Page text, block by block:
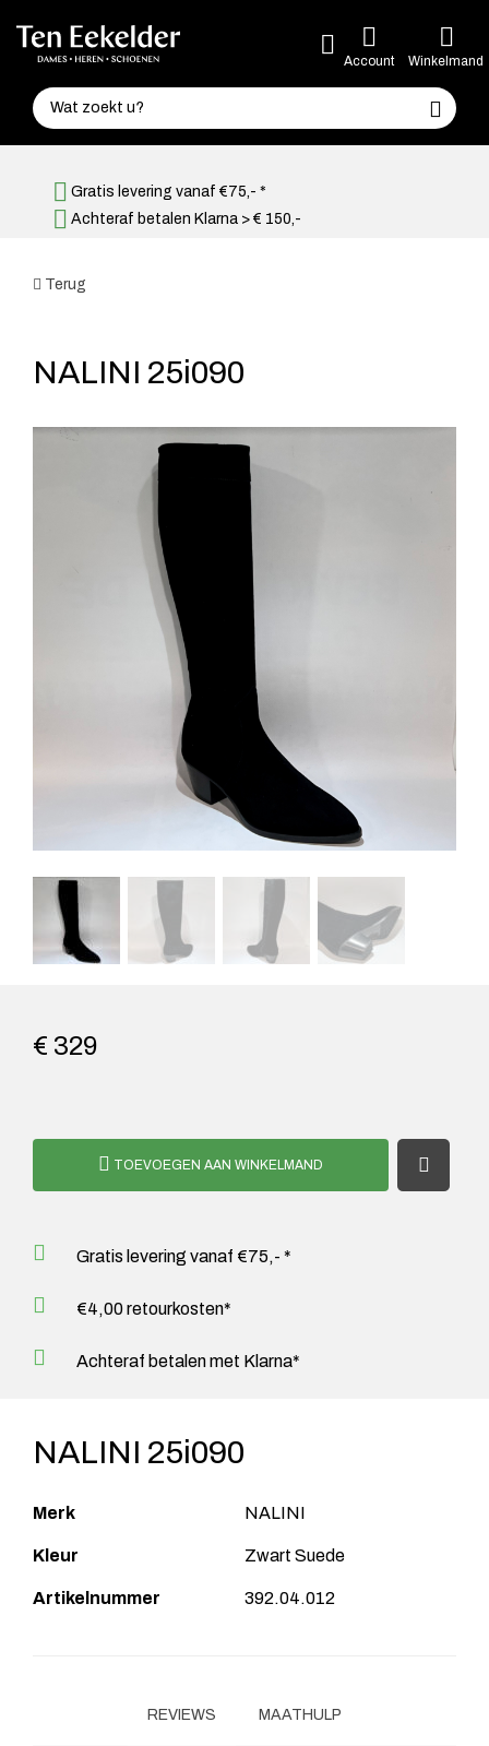
Account Winkelmand
Gratis levering vanaf €75,- *
Achteraf betalen Klarna > € 150,-
Terug
NALINI 25i090
€ 329
TOEVOEGEN AAN WINKELMAND
Gratis levering vanaf €75,- *
€4,00 retourkosten*
Achteraf betalen met Klarna*
NALINI 25i090
Merk NALINI
Kleur Zwart Suede
Artikelnummer 392.04.012
REVIEWS MAATHULP